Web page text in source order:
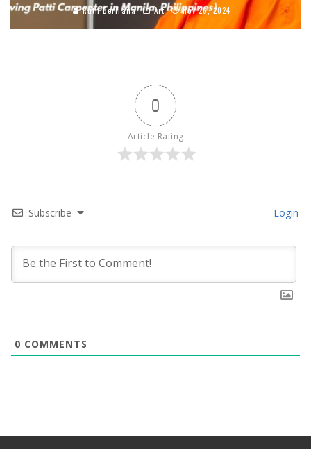
Ruth Berliana Art Nov 26, 2024
0
Article Rating
Subscribe Login
0 COMMENTS